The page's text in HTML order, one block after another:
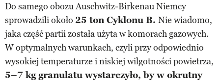
Do samego obozu Auschwitz-Birkenau Niemcy
sprowadzili około 25 ton Cyklonu B. Nie wiadomo,
jaka część partii została użyta w komorach gazowych.
W optymalnych warunkach, czyli przy odpowiednio
wysokiej temperaturze i niskiej wilgotności powietrza,
5–7 kg granulatu wystarczyło, by w okrutny